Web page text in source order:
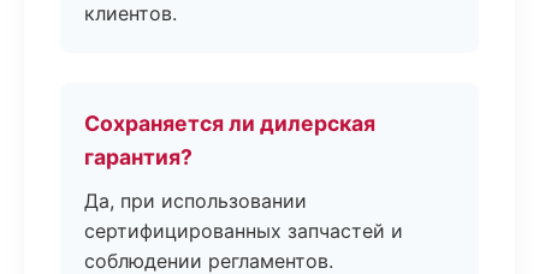
клиентов.
Сохраняется ли дилерская
гарантия?
Да, при использовании
сертифицированных запчастей и
соблюдении регламентов.